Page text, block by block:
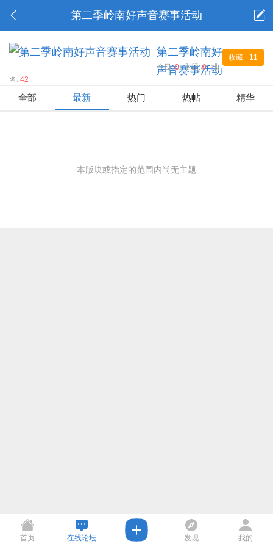
第二季岭南好声音赛事活动
收藏 +11
第二季岭南好
声音赛事活动
今日:0 主题:0 排
名: 42
全部 最新 热门 热帖 精华
本版块或指定的范围内尚无主题
首页 在线论坛 发现 我的